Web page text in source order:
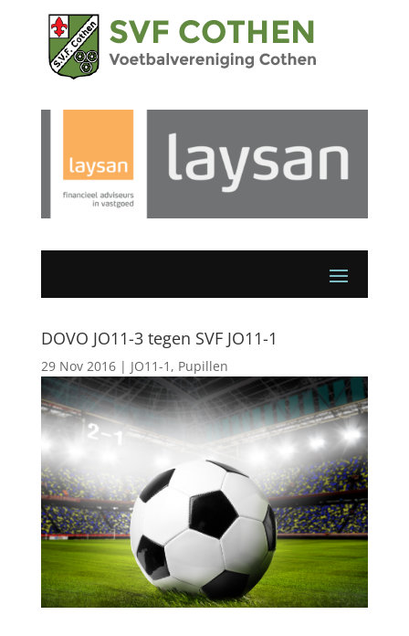
DOVO JO11-3 tegen SVF JO11-1
29 Nov 2016| JO11-1 , Pupillen